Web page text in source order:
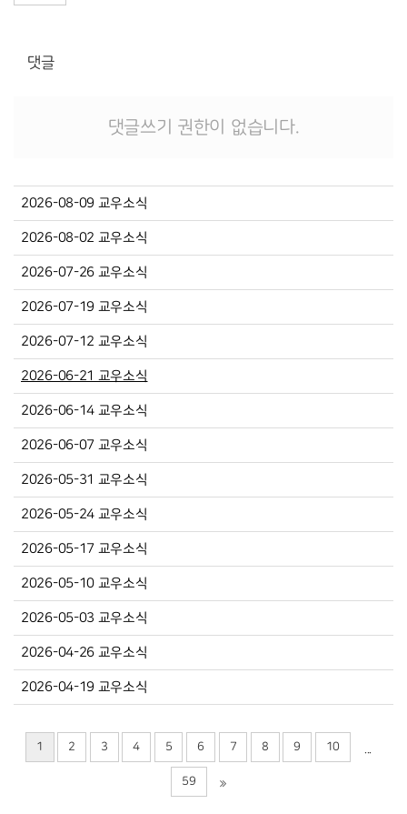
댓글
댓글쓰기 권한이 없습니다.
2026-08-09 교우소식
2026-08-02 교우소식
2026-07-26 교우소식
2026-07-19 교우소식
2026-07-12 교우소식
2026-06-21 교우소식
2026-06-14 교우소식
2026-06-07 교우소식
2026-05-31 교우소식
2026-05-24 교우소식
2026-05-17 교우소식
2026-05-10 교우소식
2026-05-03 교우소식
2026-04-26 교우소식
2026-04-19 교우소식
1 2 3 4 5 6 7 8 9 10 ...
59